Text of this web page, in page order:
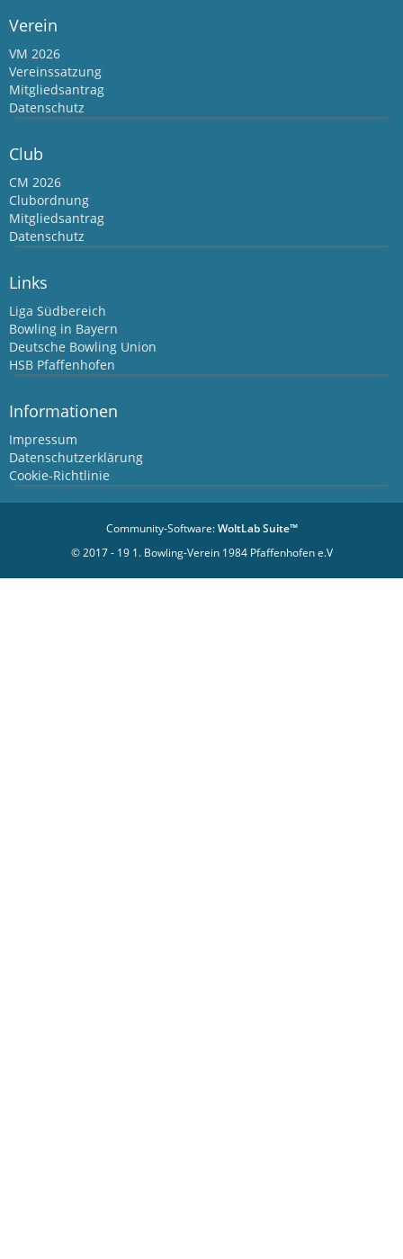
Verein
VM 2026
Vereinssatzung
Mitgliedsantrag
Datenschutz
Club
CM 2026
Clubordnung
Mitgliedsantrag
Datenschutz
Links
Liga Südbereich
Bowling in Bayern
Deutsche Bowling Union
HSB Pfaffenhofen
Informationen
Impressum
Datenschutzerklärung
Cookie-Richtlinie
Community-Software:WoltLab Suite™
© 2017 - 19 1. Bowling-Verein 1984 Pfaffenhofen e.V